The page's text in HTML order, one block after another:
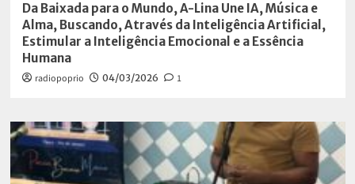
Da Baixada para o Mundo, A-Lina Une IA, Música e
Alma, Buscando, Através da Inteligência Artificial,
Estimular a Inteligência Emocional e a Essência
Humana
radiopoprio 04/03/2026 1